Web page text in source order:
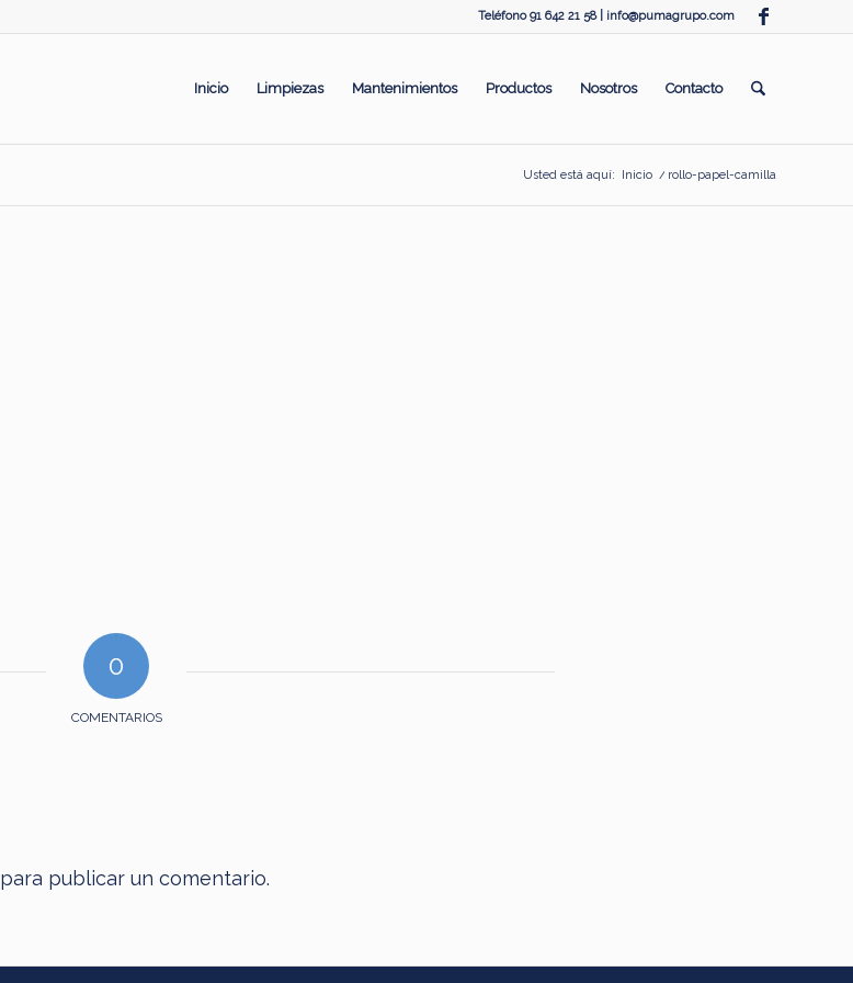
Teléfono 91 642 21 58 | info@pumagrupo.com
Inicio Limpiezas Mantenimientos Productos Nosotros Contacto
Usted está aquí: Inicio / rollo-papel-camilla
0
COMENTARIOS
para publicar un comentario.